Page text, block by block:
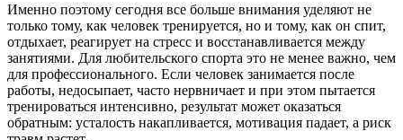
Именно поэтому сегодня все больше внимания уделяют не
только тому, как человек тренируется, но и тому, как он спит,
отдыхает, реагирует на стресс и восстанавливается между
занятиями. Для любительского спорта это не менее важно, чем
для профессионального. Если человек занимается после
работы, недосыпает, часто нервничает и при этом пытается
тренироваться интенсивно, результат может оказаться
обратным: усталость накапливается, мотивация падает, а риск